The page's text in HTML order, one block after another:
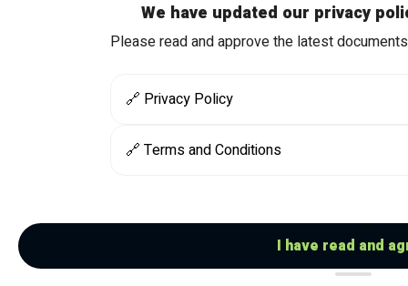
We have updated our privacy
Please read and approve the latest
🔗 Privacy Policy
🔗 Terms and Conditions
I have read and